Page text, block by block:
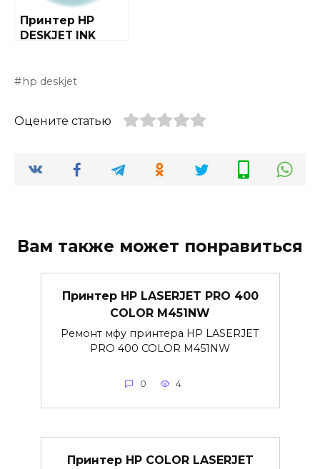
Принтер HP
DESKJET INK
hp deskjet
Оцените статью
Вам также может понравиться
Принтер HP LASERJET PRO 400
COLOR M451NW
Ремонт мфу принтера HP LASERJET
PRO 400 COLOR M451NW
0 4
Принтер HP COLOR LASERJET